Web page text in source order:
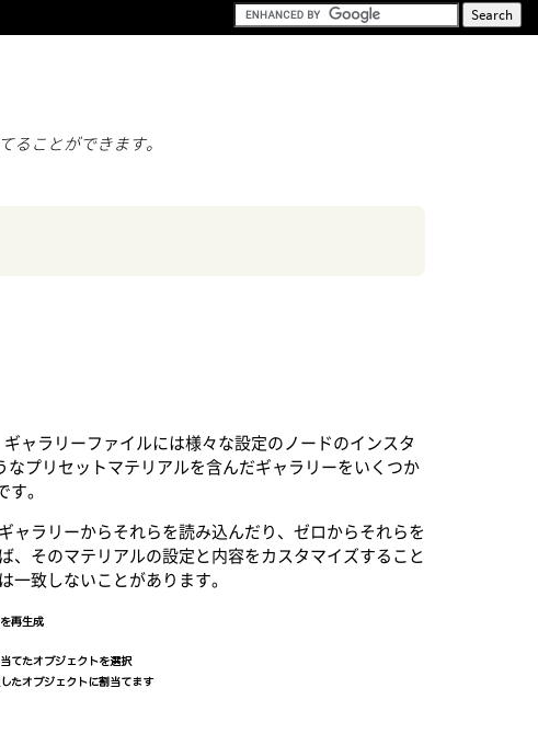
ることができます。
ャラリーファイルには様々な設定のノードのインスタ
プリセットマテリアルを含んだギャラリーをいくつか
す。
ャラリーからそれらを読み込んだり、ゼロからそれらを
そのマテリアルの設定と内容をカスタマイズすること
致しないことがあります。